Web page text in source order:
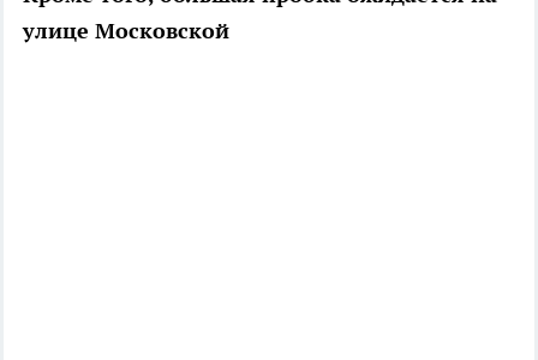
улице Московской